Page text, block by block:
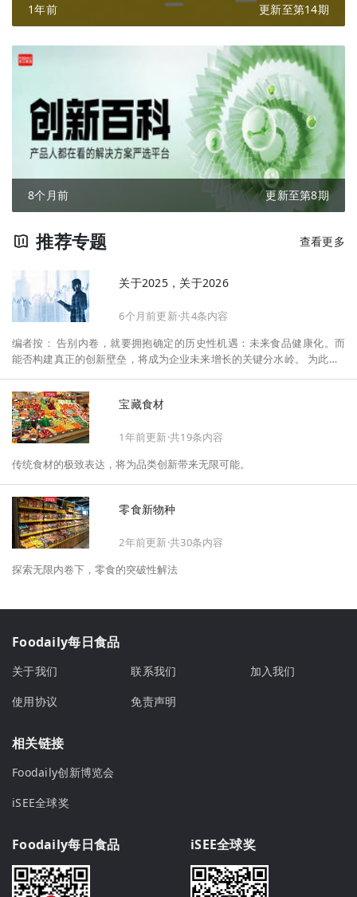
1年前 更新至第14期
8个月前 更新至第8期
推荐专题 查看更多
关于2025，关于2026
6个月前更新·共4条内容
编者按： 告别内卷，就要拥抱确定的历史性机遇：未来食品健康化。而
能否构建真正的创新壁垒，将成为企业未来增长的关键分水岭。 为此，F
将以“创新产品”透视“未来机会”，以全球视野探寻中国机遇、增长解法，
拆解年度标杆的增长逻辑与谋篇布局，深挖“药食同源”“低GI”“老龄营
养”“清洁标签”等热门赛道的爆品基因，从趋势预判、品类创新、未来增长
机会、企业战略布局以及渠道变革等，为行业提供务实、前瞻的开年创新
宝藏食材
1年前更新·共19条内容
传统食材的极致表达，将为品类创新带来无限可能。
零食新物种
2年前更新·共30条内容
探索无限内卷下，零食的突破性解法
Foodaily每日食品
关于我们 联系我们
加入我们
使用协议
免责声明
相关链接
Foodaily创新博览会
iSEE全球奖
Foodaily每日食品 iSEE全球奖